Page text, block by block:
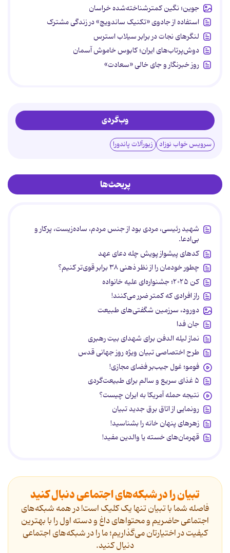
جوین؛ نگین کمترشناخته‌شده خراسان
استفاده از جادوی «تکنیک ساندویچ» در زندگی مشترک
لنگرهای نجات در برابر سیلاب استرس
دوش‌پرتاب‌های ایران؛ کابوس خاموش آسمان
روز خبرنگار و جای خالی «سعادت»
وب‌گردی
سرویس خواب نوزاد زیورآلات پاندورا
پربحث‌ها
شهید رئیسی، مردی بود از جنس مردم، ساده‌زیست، پرکار و
بی‌ادعا.
کدهای پیشواز پویش چله دعای عهد
چطور خودمان را از نظر ذهنی ۳۸ برابر قوی‌تر کنیم؟
کن ۲۰۲۵؛ جشنواره‌ای علیه خانواده
راز افرادی که کمتر ضرر می‌کنند!
دورود، سرزمین شگفتی‌های طبیعت
جان فدا
نماز لیله الدفن برای شهدای بیت رهبری
طرح اختصاصی تبیان ویژه روز جهانی قدس
فومو؛ غول جیب‌بر فضای مجازی!
۵ غذای سریع و سالم برای طبیعت‌گردی
نتیجه حمله آمریکا به ایران چیست؟
رونمایی از اتاق برق جدید تبیان
زهرهای پنهان خانه را بشناسید!
قهرمان‌های خسته یا والدین مفید!
تبیان را در شبکه‌های اجتماعی دنبال کنید
فاصله شما با تبیان تنها یک کلیک است! در همه شبکه‌های
اجتماعی حاضریم و محتواهای داغ و دسته اول را با بهترین
کیفیت در اختیارتان می‌گذاریم؛ ما را در شبکه‌های اجتماعی
دنیال کنید.